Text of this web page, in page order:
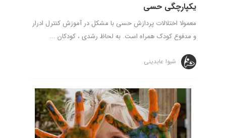
یکپارچگی حسی
معمولا اختلالات پردازش حسی با مشکل در آموزش کنترل ادرار
و مدفوع کودک همراه است. به لحاظ رشدی ، کودکان ...
شیوا عابدینی